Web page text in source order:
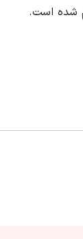
شده است.